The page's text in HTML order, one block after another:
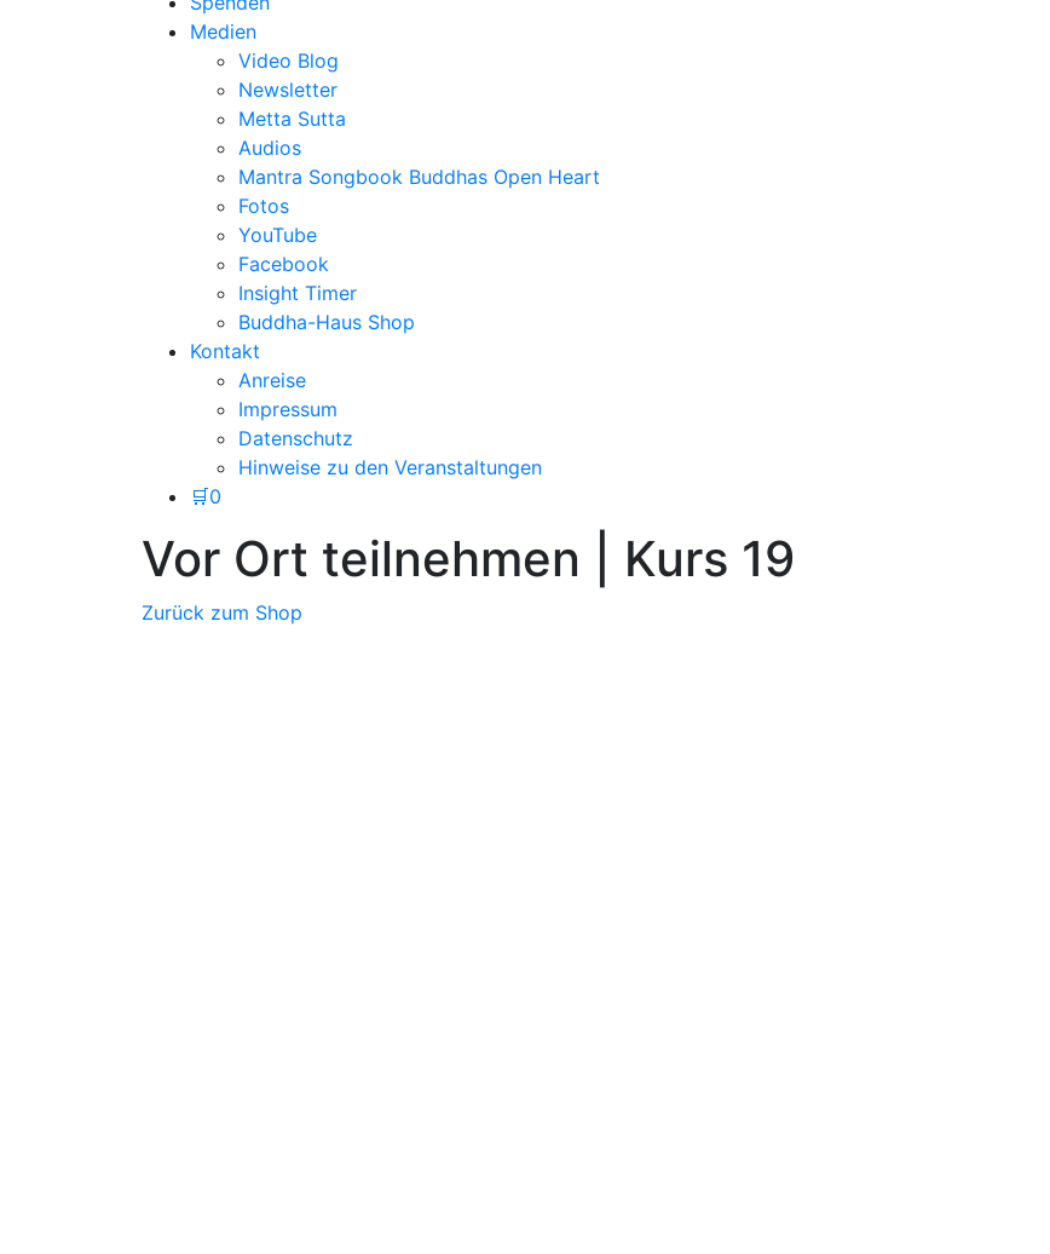
Medien
Video Blog
Newsletter
Metta Sutta
Audios
Mantra Songbook Buddhas Open Heart
Fotos
YouTube
Facebook
Insight Timer
Buddha-Haus Shop
Kontakt
Anreise
Impressum
Datenschutz
Hinweise zu den Veranstaltungen
🛒0
Vor Ort teilnehmen | Kurs 19
Zurück zum Shop